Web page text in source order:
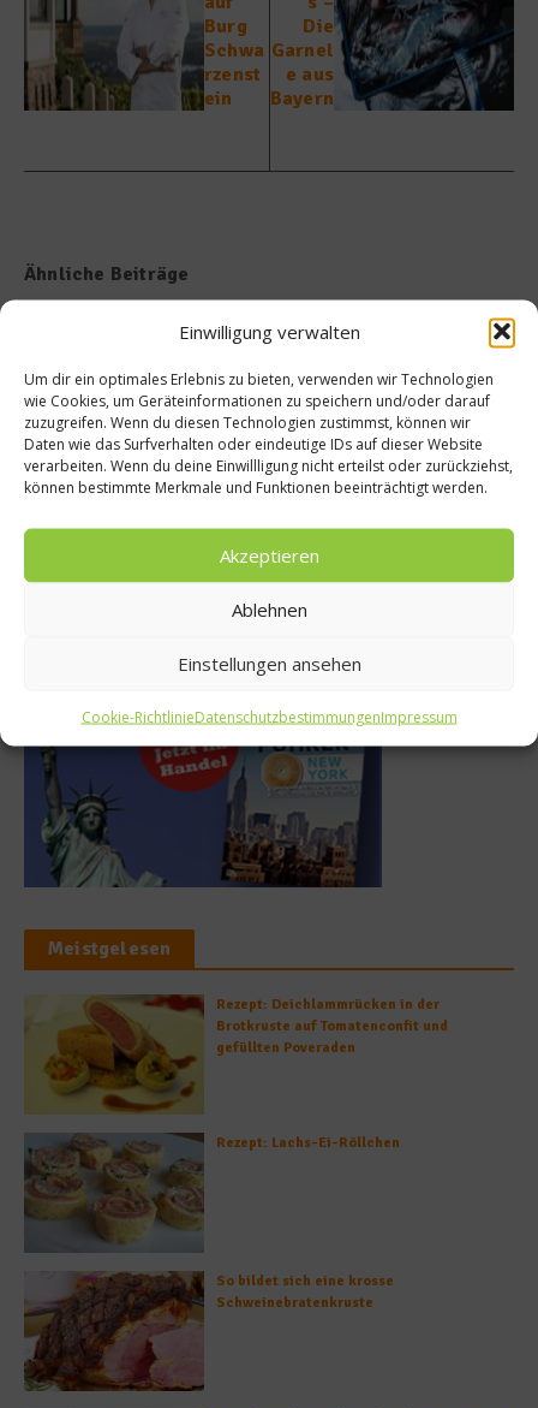
Einwilligung verwalten
Um dir ein optimales Erlebnis zu bieten, verwenden wir Technologien
wie Cookies, um Geräteinformationen zu speichern und/oder darauf
zuzugreifen. Wenn du diesen Technologien zustimmst, können wir
Daten wie das Surfverhalten oder eindeutige IDs auf dieser Website
verarbeiten. Wenn du deine Einwillligung nicht erteilst oder zurückziehst,
können bestimmte Merkmale und Funktionen beeinträchtigt werden.
Akzeptieren
Ablehnen
Einstellungen ansehen
Cookie-RichtlinieDatenschutzbestimmungenImpressum
Burg
Schwa
rzenst
ein
Die
Garnel
e aus
Bayern
Ähnliche Beiträge
Tellersülze – Ein Rezept von
14. März 2026
Süße Erinnerung an Teneriffa:
Das Rezept für Polvito
Uruguayo
9. Juli 2025
Meistgelesen
Rezept: Deichlammrücken in der
Brotkruste auf Tomatenconfit und
gefüllten Poveraden
Rezept: Lachs-Ei-Röllchen
So bildet sich eine krosse
Schweinebratenkruste